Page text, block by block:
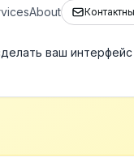
About
ваш интерфейс